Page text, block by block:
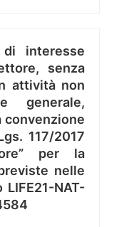
interesse
senza
attività non
generale,
convenzione
117/2017
per la
nelle
NAT-